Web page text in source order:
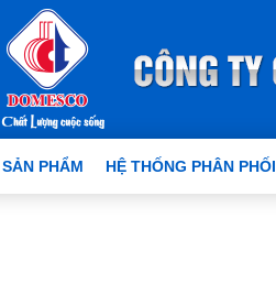
SẢN PHẨM HỆ THỐNG PHÂN PHỐI